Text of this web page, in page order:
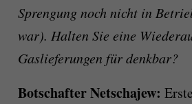
Sprengung noch nicht in
war). Halten Sie eine
Gaslieferungen für denkbar?
Botschafter Netschajew: